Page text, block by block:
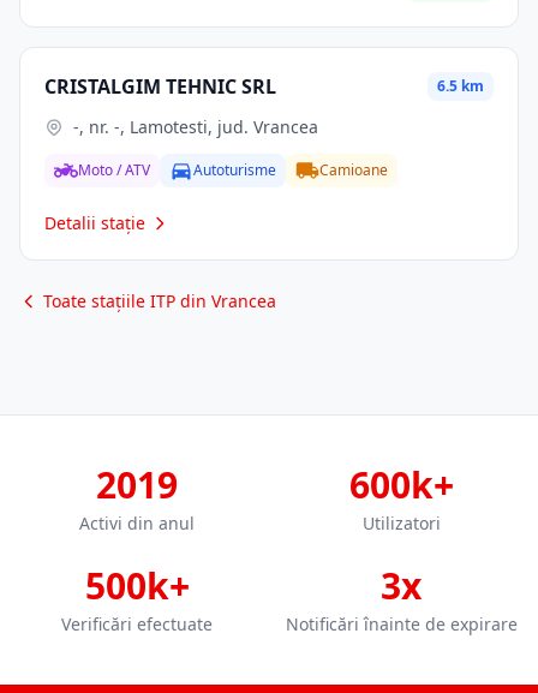
CRISTALGIM TEHNIC SRL 6.5 km
-, nr. -, Lamotesti, jud. Vrancea
Moto / ATV Autoturisme Camioane
Detalii stație
Toate stațiile ITP din Vrancea
2019
Activi din anul
600k+
Utilizatori
500k+
Verificări efectuate
3x
Notificări înainte de expirare